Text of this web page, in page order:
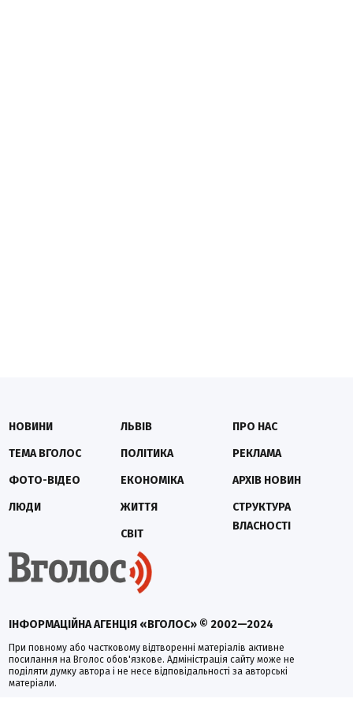
ІНФОРМАЦІЙНА АГЕНЦІЯ «ВГОЛОС» © 2002—2024
При повному або частковому відтворенні матеріалів активне
посилання на Вголос обов'язкове. Адміністрація сайту може не
поділяти думку автора і не несе відповідальності за авторські
матеріали.
НОВИНИ
ТЕМА ВГОЛОС
ФОТО-ВІДЕО
ЛЮДИ
ЛЬВІВ
ПОЛІТИКА
ЕКОНОМІКА
ЖИТТЯ
СВІТ
ПРО НАС
РЕКЛАМА
АРХІВ НОВИН
СТРУКТУРА
ВЛАСНОСТІ